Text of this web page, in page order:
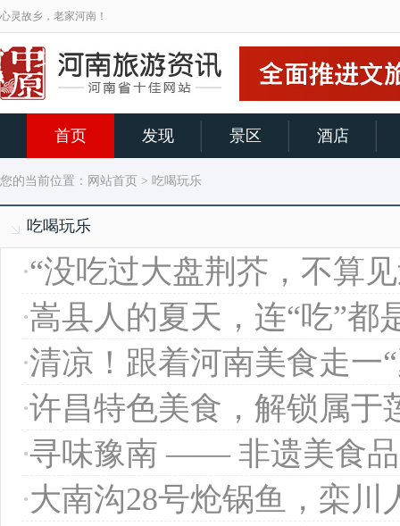
心灵故乡，老家河南！
首页 发现 景区 酒店
您的当前位置： 网站首页 > 吃喝玩乐
吃喝玩乐
·“没吃过大盘荆芥，不算
·嵩县人的夏天，连“吃”都
·清凉！跟着河南美食走一
·许昌特色美食，解锁属于
·寻味豫南 —— 非遗美食
·大南沟28号炝锅鱼，栾川